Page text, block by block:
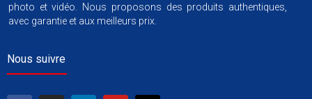
photo et vidéo. Nous proposons des produits authentiques,
avec garantie et aux meilleurs prix.
Nous suivre